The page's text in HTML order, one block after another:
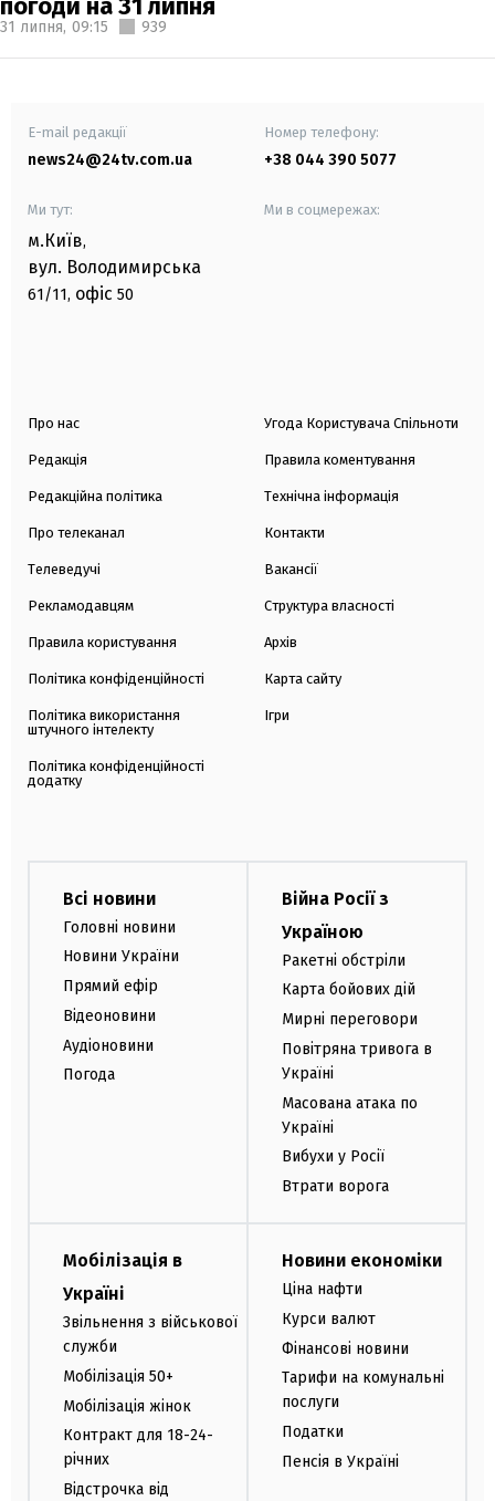
31 липня, 09:15 939
E-mail редакції
news24@24tv.com.ua
Номер телефону:
+38 044 390 5077
Ми тут:
м.Київ,
вул. Володимирська
61/11, офіс 50
Ми в соцмережах:
Про нас
Редакція
Редакційна політика
Про телеканал
Телеведучі
Рекламодавцям
Правила користування
Політика конфіденційності
Політика використання
штучного інтелекту
Політика конфіденційності
додатку
Угода Користувача Спільноти
Правила коментування
Технічна інформація
Контакти
Вакансії
Структура власності
Архів
Карта сайту
Ігри
Всі новини
Головні новини
Новини України
Прямий ефір
Відеоновини
Аудіоновини
Погода
Війна Росії з
Україною
Ракетні обстріли
Карта бойових дій
Мирні переговори
Повітряна тривога в
Україні
Масована атака по
Україні
Вибухи у Росії
Втрати ворога
Мобілізація в
Україні
Звільнення з військової
служби
Мобілізація 50+
Мобілізація жінок
Контракт для 18-24-
річних
Відстрочка від
Новини економіки
Ціна нафти
Курси валют
Фінансові новини
Тарифи на комунальні
послуги
Податки
Пенсія в Україні